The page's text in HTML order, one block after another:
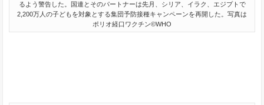
るよう警告した。国連とそのパートナーは先月、シリア、イラク、エジプトで
2,200万人の子どもを対象とする集団予防接種キャンペーンを再開した。写真は
ポリオ経口ワクチン©WHO